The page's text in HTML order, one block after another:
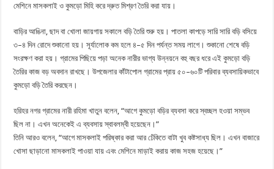
মেশিনে মাসকলাই ও কুমড়ো মিহি করে দ্রুত মিশ্রণ তৈরি করা যায়।
বাড়ির আঙিনা, ছাদ বা খোলা জায়গায় সকালে বড়ি তৈরি শুরু হয়। পাতলা কাপড়ে সারি সারি বড়ি বসিয়ে
৩–৪ দিন রোদে শুকানো হয়। সূর্যালোক কম হলে ৪–৫ দিন পর্যন্ত সময় লাগে। শুকানো শেষে বড়ি
সংরক্ষণ করা হয়। গ্রামের পিছিয়ে পড়া অনেক নারীর ভাগ্য উন্নয়নে বহু বছর ধরে এই কুমড়ো বড়ি
তৈরির কাজ বড় অবদান রাখছে। উপজেলার কাঁটাপোল গ্রামের প্রায় ৫০–৬০টি পরিবার ব্যবসায়িকভাবে
কুমড়ো বড়ি তৈরি করছেন।
হরিহর নগর গ্রামের নারী রহিমা খাতুন বলেন, “আগে কুমড়ো বড়ির ব্যবসা করে স্বচ্ছল হওয়া সম্ভব
ছিল না। এখন অনেকেই এ ব্যবসায় স্বাবলম্বী হয়েছেন।”
তিনি আরও বলেন, “আগে মাসকলাই পরিষ্কার করা আর ঢেঁকিতে বাটা খুব কষ্টসাধ্য ছিল। এখন বাজারে
খোসা ছাড়ানো মাসকলাই পাওয়া যায় এবং মেশিনে মাড়াই করায় কাজ সহজ হয়েছে।”